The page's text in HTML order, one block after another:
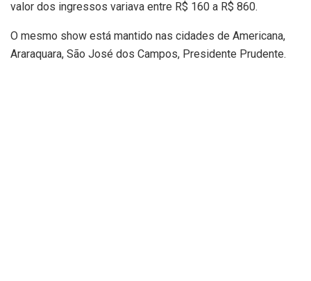
valor dos ingressos variava entre R$ 160 a R$ 860.
O mesmo show está mantido nas cidades de Americana,
Araraquara, São José dos Campos, Presidente Prudente.